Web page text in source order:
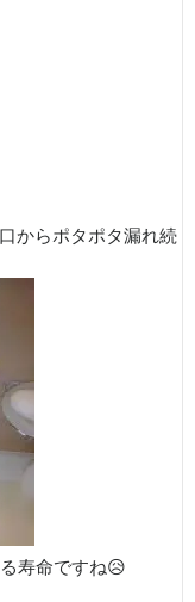
からポタポタ漏れ続
寿命ですね😥